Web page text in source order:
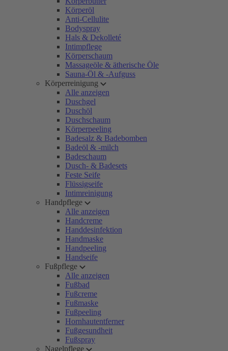
Körperöl
Anti-Cellulite
Bodyspray
Hals & Dekolleté
Intimpflege
Körperschaum
Massageöle & ätherische Öle
Sauna-Öl & -Aufguss
Körperreinigung
Alle anzeigen
Duschgel
Duschöl
Duschschaum
Körperpeeling
Badesalz & Badebomben
Badeöl & -milch
Badeschaum
Dusch- & Badesets
Feste Seife
Flüssigseife
Intimreinigung
Handpflege
Alle anzeigen
Handcreme
Handdesinfektion
Handmaske
Handpeeling
Handseife
Fußpflege
Alle anzeigen
Fußbad
Fußcreme
Fußmaske
Fußpeeling
Hornhautentferner
Fußgesundheit
Fußspray
Nagelpflege